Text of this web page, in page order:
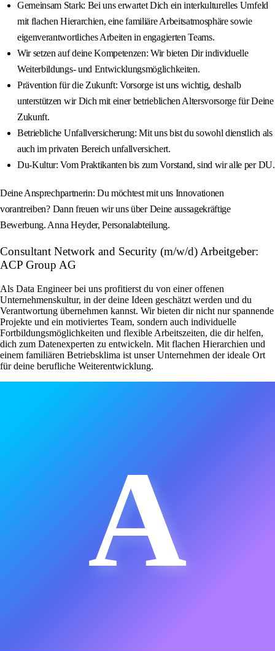
Gemeinsam Stark: Bei uns erwartet Dich ein interkulturelles Umfeld
mit flachen Hierarchien, eine familiäre Arbeitsatmosphäre sowie
eigenverantwortliches Arbeiten in engagierten Teams.
Wir setzen auf deine Kompetenzen: Wir bieten Dir individuelle
Weiterbildungs- und Entwicklungsmöglichkeiten.
Prävention für die Zukunft: Vorsorge ist uns wichtig, deshalb
unterstützen wir Dich mit einer betrieblichen Altersvorsorge für Deine
Zukunft.
Betriebliche Unfallversicherung: Mit uns bist du sowohl dienstlich als
auch im privaten Bereich unfallversichert.
Du-Kultur: Vom Praktikanten bis zum Vorstand, sind wir alle per DU.
Deine Ansprechpartnerin: Du möchtest mit uns Innovationen
vorantreiben? Dann freuen wir uns über Deine aussagekräftige
Bewerbung. Anna Heyder, Personalabteilung.
Consultant Network and Security (m/w/d) Arbeitgeber:
ACP Group AG
Als Data Engineer bei uns profitierst du von einer offenen
Unternehmenskultur, in der deine Ideen geschätzt werden und du
Verantwortung übernehmen kannst. Wir bieten dir nicht nur spannende
Projekte und ein motiviertes Team, sondern auch individuelle
Fortbildungsmöglichkeiten und flexible Arbeitszeiten, die dir helfen,
dich zum Datenexperten zu entwickeln. Mit flachen Hierarchien und
einem familiären Betriebsklima ist unser Unternehmen der ideale Ort
für deine berufliche Weiterentwicklung.
A